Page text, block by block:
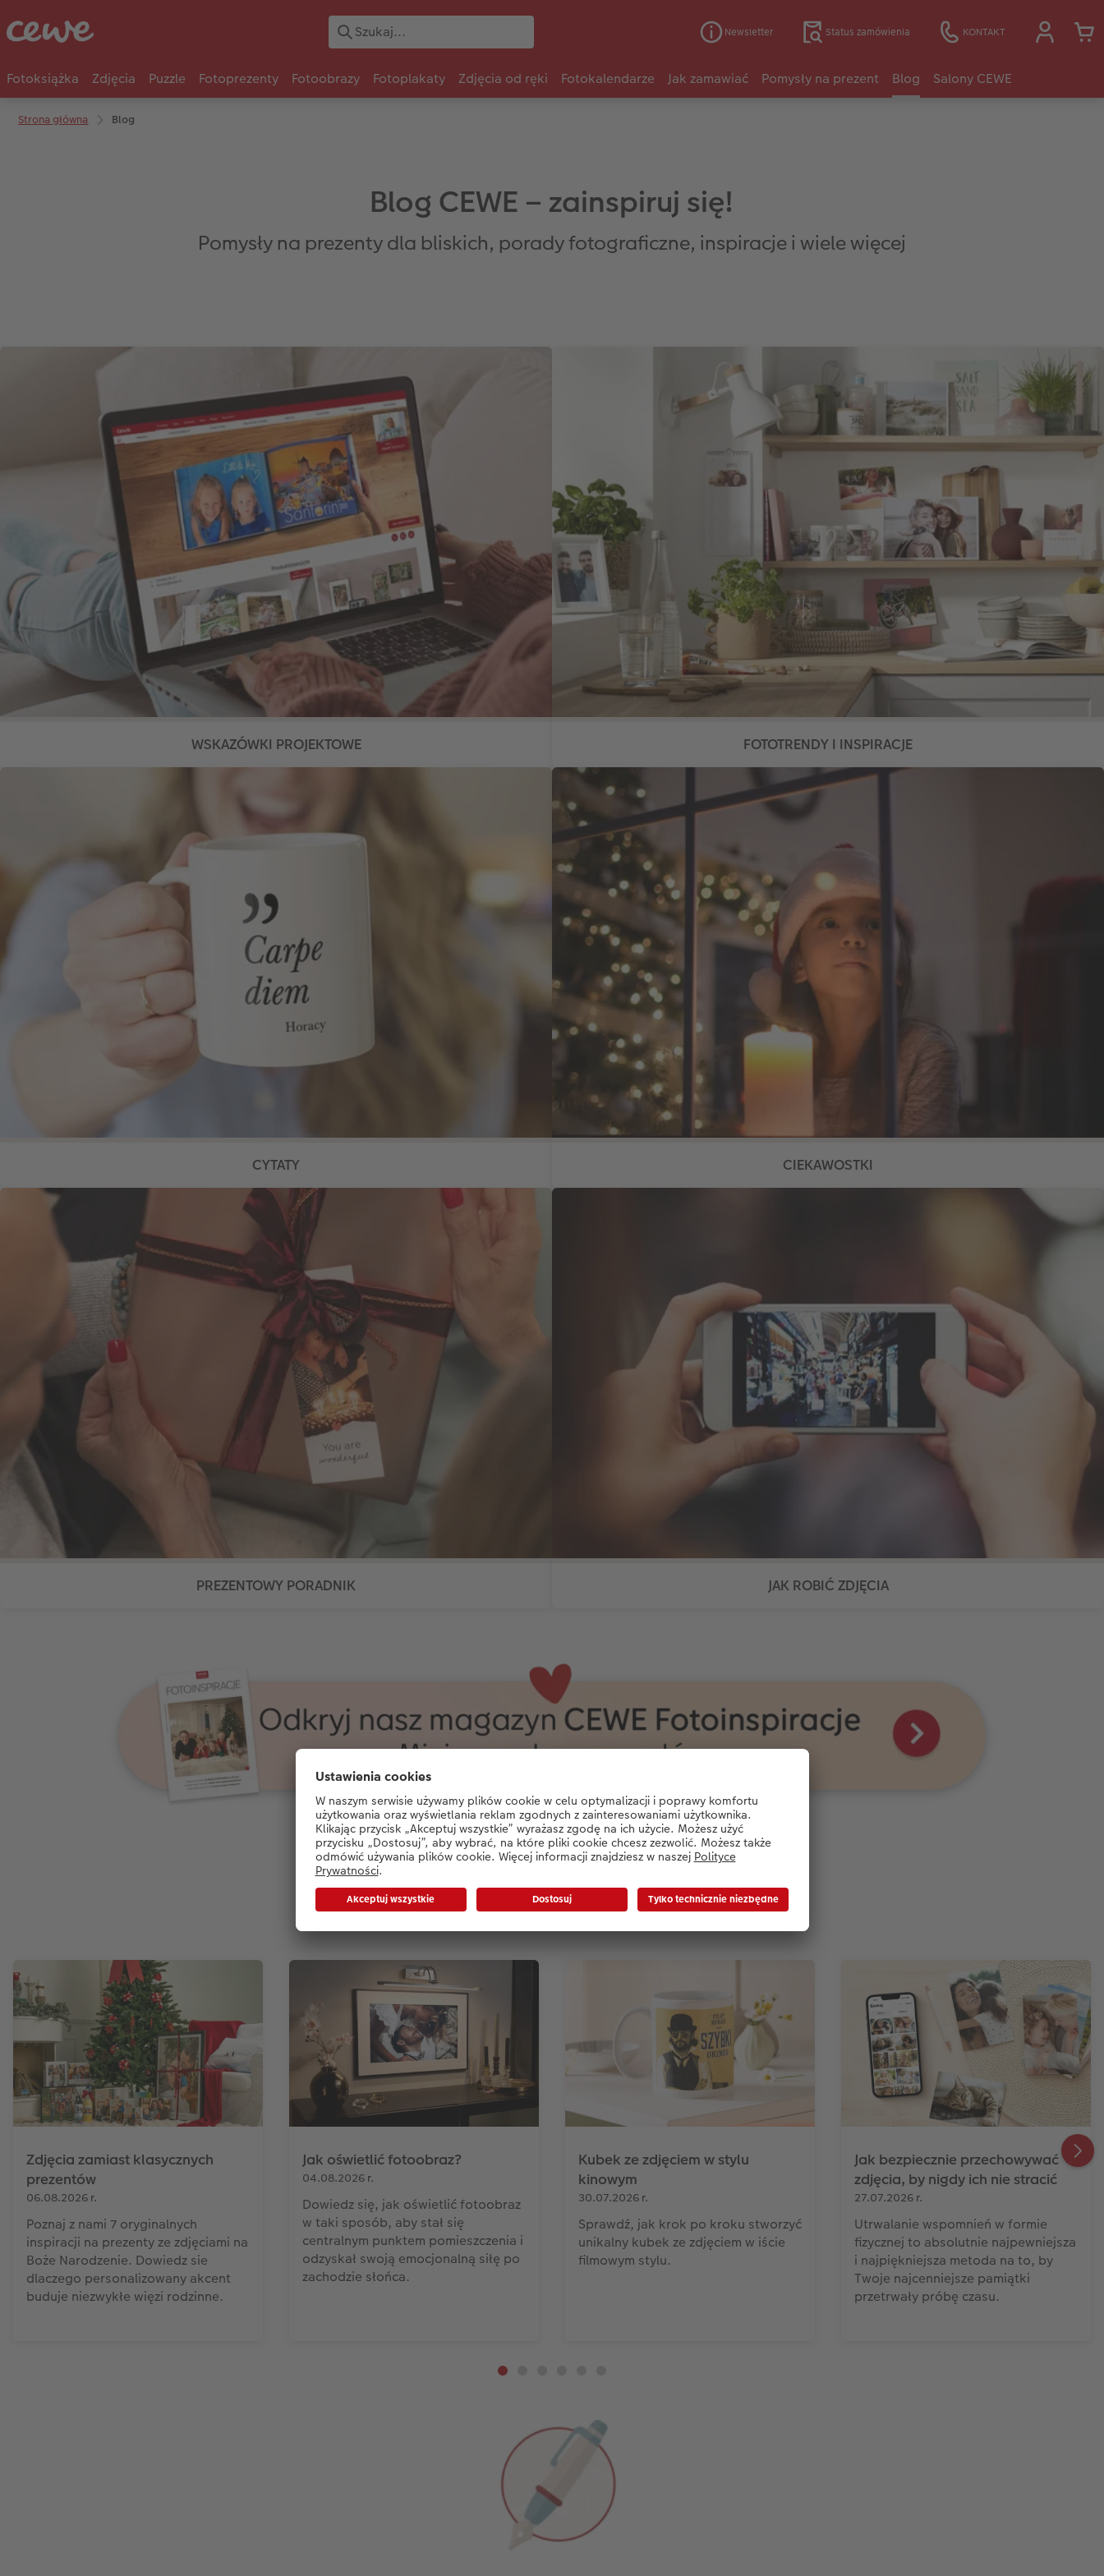
Newsletter Status zamówienia KONTAKT
Fotoksiążka Zdjęcia Puzzle Fotoprezenty Fotoobrazy Fotoplakaty Zdjęcia od ręki Fotokalendarze Jak zamawiać Pomysły na prezent Blog Salony CEWE
Strona główna Blog
Blog CEWE – zainspiruj się!
Pomysły na prezenty dla bliskich, porady fotograficzne, inspiracje i wiele więcej
WSKAZÓWKI PROJEKTOWE FOTOTRENDY I INSPIRACJE
CYTATY CIEKAWOSTKI
PREZENTOWY PORADNIK JAK ROBIĆ ZDJĘCIA
Najnowsze artykuły na naszym blogu
Zdjęcia zamiast klasycznych
prezentów
06.08.2026 r.
Poznaj z nami 7 oryginalnych
inspiracji na prezenty ze zdjęciami na
Boże Narodzenie. Dowiedz sie
dlaczego personalizowany akcent
buduje niezwykłe więzi rodzinne.
Jak oświetlić fotoobraz?
04.08.2026 r.
Dowiedz się, jak oświetlić fotoobraz
w taki sposób, aby stał się
centralnym punktem pomieszczenia i
odzyskał swoją emocjonalną siłę po
zachodzie słońca.
Kubek ze zdjęciem w stylu
kinowym
30.07.2026 r.
Sprawdź, jak krok po kroku stworzyć
unikalny kubek ze zdjęciem w iście
filmowym stylu.
Jak bezpiecznie przechowywać
zdjęcia, by nigdy ich nie stracić
27.07.2026 r.
Utrwalanie wspomnień w formie
fizycznej to absolutnie najpewniejsza
i najpiękniejsza metoda na to, by
Twoje najcenniejsze pamiątki
przetrwały próbę czasu.